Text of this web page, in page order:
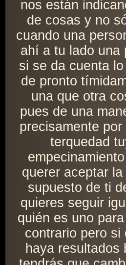
nos están
de cosas y no
cuando una
ahí a tu lado una
si se da cuenta
de pronto
una que otra
pues de una
precisamente
terquedad
querer aceptar
supuesto de ti
quieres seguir
quién es uno
contrario pero si
haya resultados